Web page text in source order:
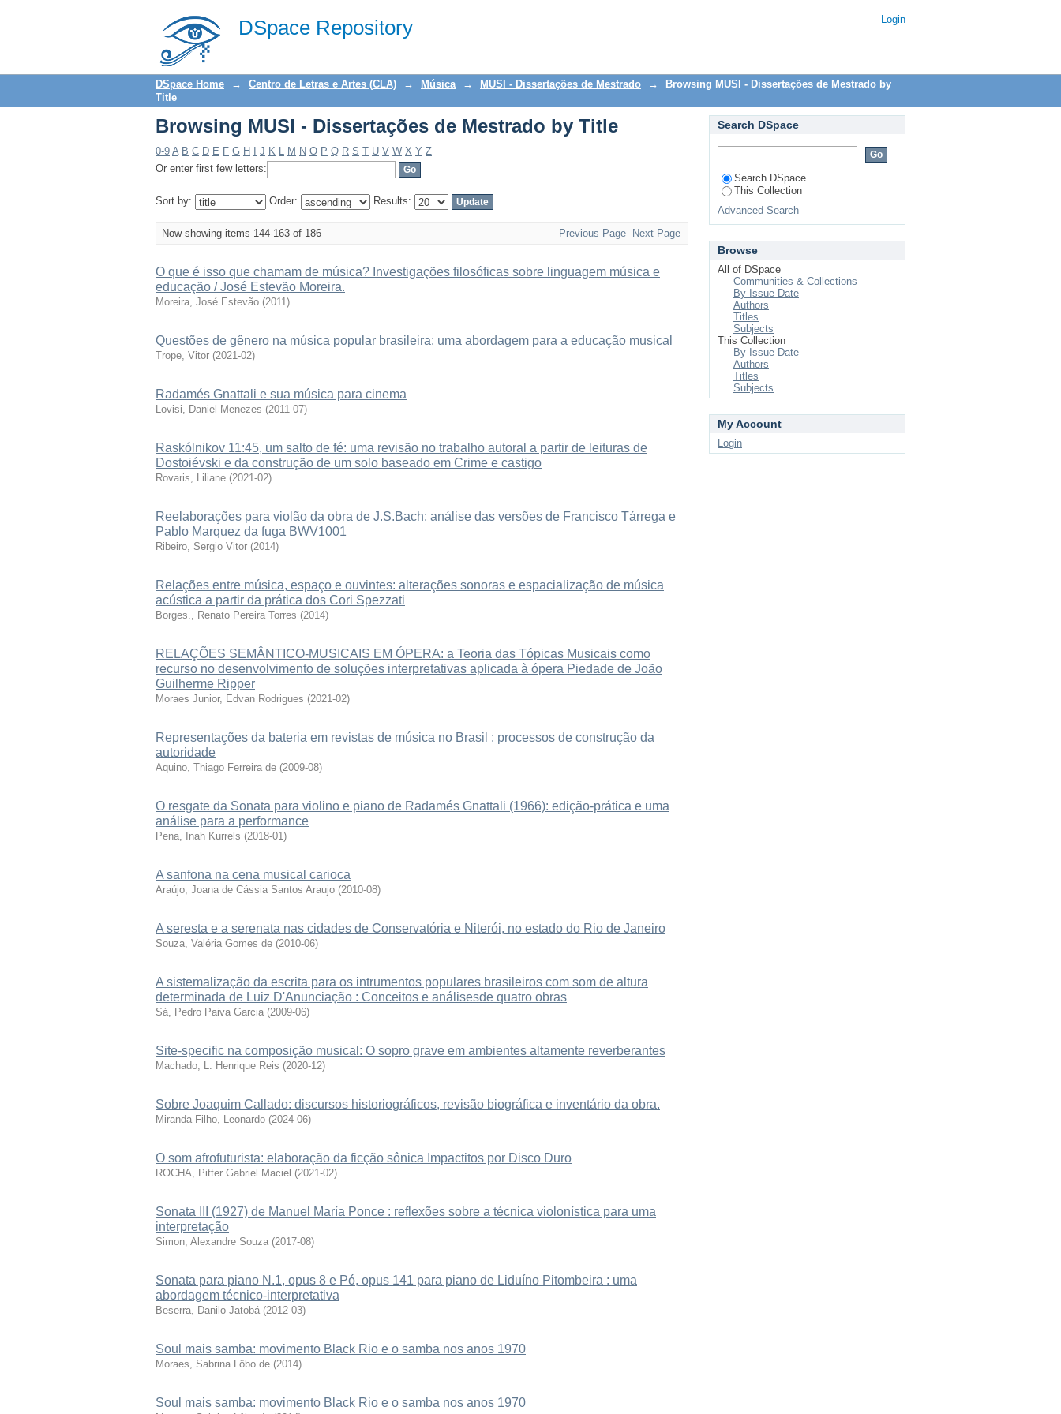
DSpace Repository
Browsing MUSI - Dissertações de Mestrado by Title Login
DSpace Home → Centro de Letras e Artes (CLA) → Música → MUSI - Dissertações de Mestrado →
Browsing MUSI - Dissertações de Mestrado by
Title
Browsing MUSI - Dissertações de Mestrado by Title
0-9 A B C D E F G H J K L M N O P Q R S T U V W X Y Z
Or enter first few letters:
Sort by: Order: Results:
Now showing items 144-163 of 186 Previous Page Next Page
O que é isso que chamam de música? Investigações filosóficas sobre linguagem música e
educação / José Estevão Moreira.
Moreira, José Estevão (2011)
Questões de gênero na música popular brasileira: uma abordagem para a educação musical
Trope, Vitor (2021-02)
Radamés Gnattali e sua música para cinema
Lovisi, Daniel Menezes (2011-07)
Raskólnikov 11:45, um salto de fé: uma revisão no trabalho autoral a partir de leituras de
Dostoiévski e da construção de um solo baseado em Crime e castigo
Rovaris, Liliane (2021-02)
Reelaborações para violão da obra de J.S.Bach: análise das versões de Francisco Tárrega e
Pablo Marquez da fuga BWV1001
Ribeiro, Sergio Vitor (2014)
Relações entre música, espaço e ouvintes: alterações sonoras e espacialização de música
acústica a partir da prática dos Cori Spezzati
Borges., Renato Pereira Torres (2014)
RELAÇÕES SEMÂNTICO-MUSICAIS EM ÓPERA: a Teoria das Tópicas Musicais como
recurso no desenvolvimento de soluções interpretativas aplicada à ópera Piedade de João
Guilherme Ripper
Moraes Junior, Edvan Rodrigues (2021-02)
Representações da bateria em revistas de música no Brasil : processos de construção da
autoridade
Aquino, Thiago Ferreira de (2009-08)
O resgate da Sonata para violino e piano de Radamés Gnattali (1966): edição-prática e uma
análise para a performance
Pena, Inah Kurrels (2018-01)
A sanfona na cena musical carioca
Araújo, Joana de Cássia Santos Araujo (2010-08)
A seresta e a serenata nas cidades de Conservatória e Niterói, no estado do Rio de Janeiro
Souza, Valéria Gomes de (2010-06)
A sistemalização da escrita para os intrumentos populares brasileiros com som de altura
determinada de Luiz D'Anunciação : Conceitos e análisesde quatro obras
Sá, Pedro Paiva Garcia (2009-06)
Site-specific na composição musical: O sopro grave em ambientes altamente reverberantes
Machado, L. Henrique Reis (2020-12)
Sobre Joaquim Callado: discursos historiográficos, revisão biográfica e inventário da obra.
Miranda Filho, Leonardo (2024-06)
O som afrofuturista: elaboração da ficção sônica Impactitos por Disco Duro
ROCHA, Pitter Gabriel Maciel (2021-02)
Sonata III (1927) de Manuel María Ponce : reflexões sobre a técnica violonística para uma
interpretação
Simon, Alexandre Souza (2017-08)
Sonata para piano N.1, opus 8 e Pó, opus 141 para piano de Liduíno Pitombeira : uma
abordagem técnico-interpretativa
Beserra, Danilo Jatobá (2012-03)
Soul mais samba: movimento Black Rio e o samba nos anos 1970
Moraes, Sabrina Lôbo de (2014)
Soul mais samba: movimento Black Rio e o samba nos anos 1970
Search DSpace
Search DSpace
This Collection
Advanced Search
Browse
All of DSpace
Communities & Collections
By Issue Date
Authors
Titles
Subjects
This Collection
By Issue Date
Authors
Titles
Subjects
My Account
Login